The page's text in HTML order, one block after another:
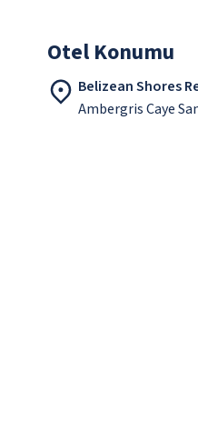
Otel Konumu
Belizean Shores
Ambergris Caye